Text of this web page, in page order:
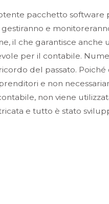
pacchetto software
gestiranno e
il che garantisce anche
per il contabile.
del passato.
e non
non viene
e tutto è stato